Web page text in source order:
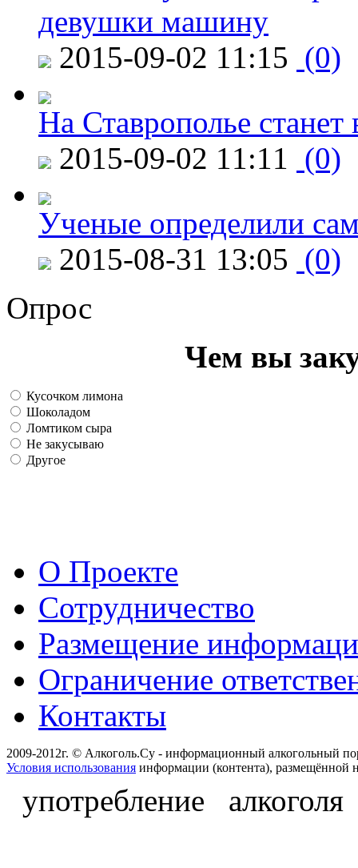
девушки машину
2015-09-02 11:15 (0)
На Ставрополье
2015-09-02 11:11 (0)
Ученые определили
2015-08-31 13:05 (0)
Опрос
Чем вы
Кусочком лимона
Шоколадом
Ломтиком сыра
Не закусываю
Другое
О Проекте
Сотрудничество
Размещение
Ограничение
Контакты
2009-2012г. © Алкоголь.Су - информационный алкогольный
Условия использования информации (контента), размещённой
употребление